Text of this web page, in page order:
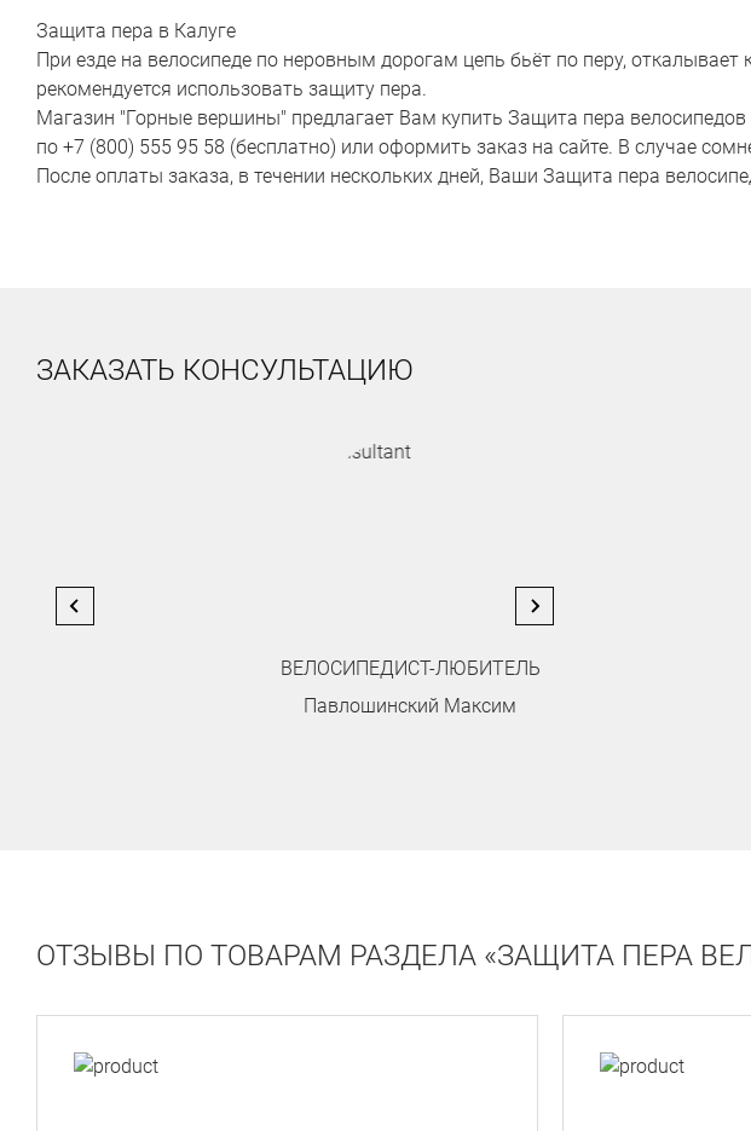
Защита пера в Калуге
При езде на велосипеде по неровным дорогам цепь бьёт по перу,
рекомендуется использовать защиту пера.
Магазин "Горные вершины" предлагает Вам купить Защита пера
по +7 (800) 555 95 58 (бесплатно) или оформить заказ на сайте. В случае
После оплаты заказа, в течении нескольких дней, Ваши Защита пера
ЗАКАЗАТЬ КОНСУЛЬТАЦИЮ
ВЕЛОСИПЕДИСТ-ЛЮБИТЕЛЬ
Павлошинский Максим
ОТЗЫВЫ ПО ТОВАРАМ РАЗДЕЛА «ЗАЩИТА ПЕРА